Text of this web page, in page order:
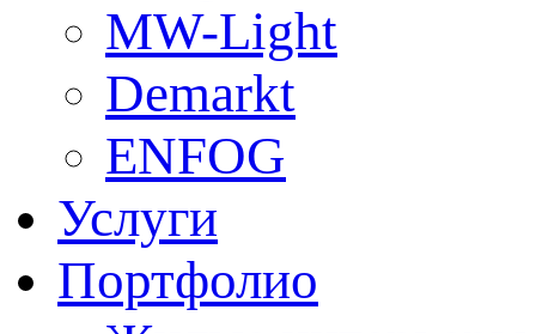
MW-Light
Demarkt
ENFOG
Услуги
Портфолио